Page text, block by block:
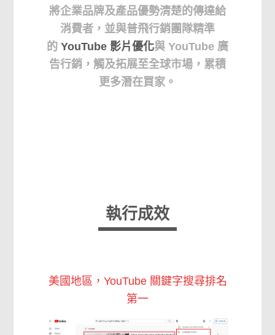
將企業品牌及產品優勢清楚的傳達給
消費者，並與普飛行銷團隊精準
的 YouTube 影片優化與 YouTube 廣
告行銷，觸及拓展至全球市場，累積
更多潛在買家。
執行成效
美國地區，YouTube 關鍵字搜尋排名
第一